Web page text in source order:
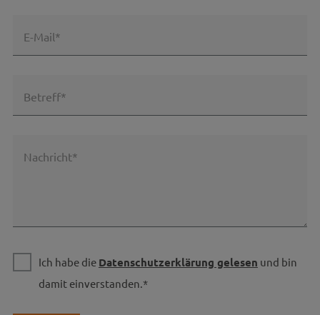
E-Mail*
Betreff*
Nachricht*
Ich habe die Datenschutzerklärung gelesen und bin
damit einverstanden.*